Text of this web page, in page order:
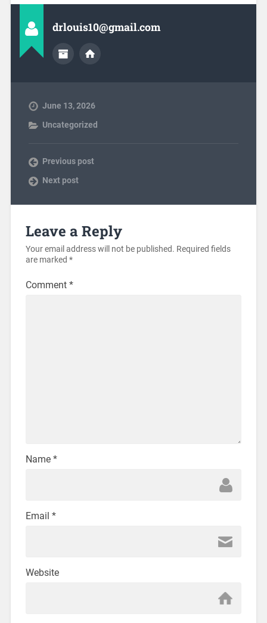
drlouis10@gmail.com
June 13, 2026
Uncategorized
Previous post
Next post
Leave a Reply
Your email address will not be published. Required fields
are marked *
Comment *
Name *
Email *
Website